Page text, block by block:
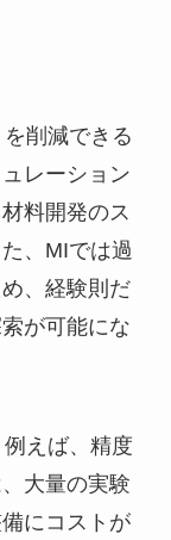
削減できる
レーション
料開発のス
、MIでは過
、経験則だ
が可能にな
えば、精度
大量の実験
にコストが